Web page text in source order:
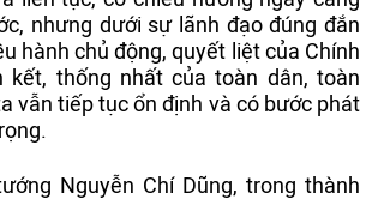
nhưng dưới sự lãnh đạo đúng đắn
hành chủ động, quyết liệt của Chính
kết, thống nhất của toàn dân, toàn
vẫn tiếp tục ổn định và có bước phát
Nguyễn Chí Dũng, trong thành